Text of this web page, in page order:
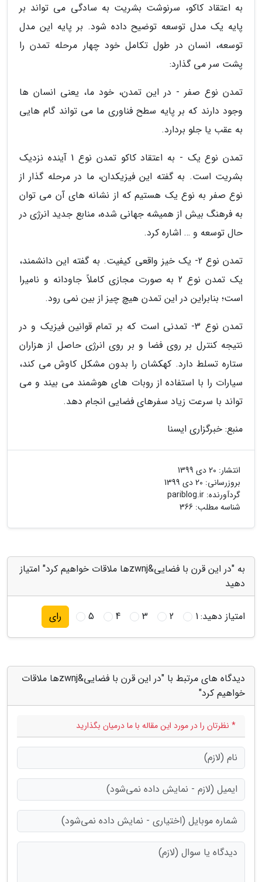
به اعتقاد کاکو، سرنوشت بشریت به سادگی می تواند بر
پایه یک مدل توسعه توضیح داده شود. بر پایه این مدل
توسعه، انسان در طول تکامل خود چهار مرحله تمدن را
پشت سر می گذارد:
تمدن نوع صفر - در این تمدن، خود ما، یعنی انسان ها
وجود دارند که بر پایه سطح فناوری ما می تواند گام هایی
به عقب یا جلو بردارد.
تمدن نوع یک - به اعتقاد کاکو تمدن نوع 1 آینده نزدیک
بشریت است. به گفته این فیزیکدان، ما در مرحله گذار از
نوع صفر به نوع یک هستیم که از نشانه های آن می توان
به فرهنگ بیش از همیشه جهانی شده، منابع جدید انرژی در
حال توسعه و … اشاره کرد.
تمدن نوع 2- یک خیز واقعی کیفیت. به گفته این دانشمند،
یک تمدن نوع 2 به صورت مجازی کاملاً جاودانه و نامیرا
است؛ بنابراین در این تمدن هیچ چیز از بین نمی رود.
تمدن نوع 3- تمدنی است که بر تمام قوانین فیزیک و در
نتیجه کنترل بر روی فضا و بر روی انرژی حاصل از هزاران
ستاره تسلط دارد. کهکشان را بدون مشکل کاوش می کند،
سیارات را با استفاده از روبات های هوشمند می بیند و می
تواند با سرعت زیاد سفرهای فضایی انجام دهد.
منبع: خبرگزاری ایسنا
انتشار: 20 دی 1399
بروزرسانی: 20 دی 1399
گردآورنده: pariblog.ir
شناسه مطلب: 366
به "در این قرن با فضایی&zwnjها ملاقات خواهیم کرد" امتیاز
دهید
امتیاز دهید:1
2
3
4
5 رای
دیدگاه های مرتبط با "در این قرن با فضایی&zwnjها ملاقات
خواهیم کرد"
* نظرتان را در مورد این مقاله با ما درمیان بگذارید